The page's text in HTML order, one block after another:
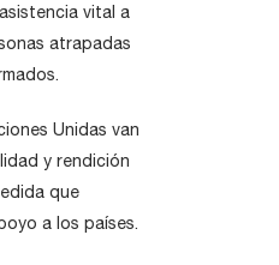
vital a
atrapadas
Unidas van
y rendición
que
a los países.